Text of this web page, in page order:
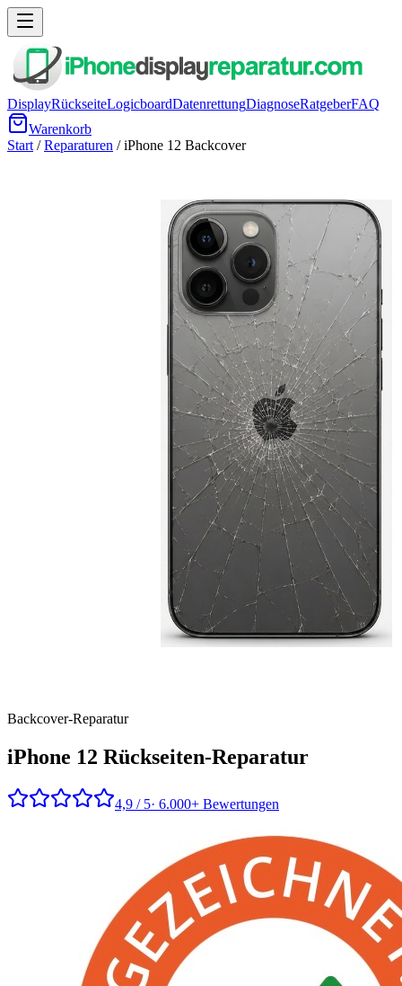
DisplayRückseiteLogicboardDatenrettungDiagnoseRatgeberFAQ
Warenkorb
Start /Reparaturen /iPhone 12 Backcover
Backcover-Reparatur
iPhone 12 Rückseiten-Reparatur
4,9 / 5· 6.000+ Bewertungen